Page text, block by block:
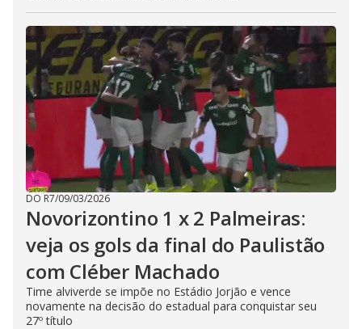
DO R7/09/03/2026
Novorizontino 1 x 2 Palmeiras:
veja os gols da final do Paulistão
com Cléber Machado
Time alviverde se impõe no Estádio Jorjão e vence
novamente na decisão do estadual para conquistar seu
27º título